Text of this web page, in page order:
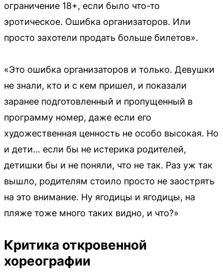
ограничение 18+, если было что-то
эротическое. Ошибка организаторов. Или
просто захотели продать больше билетов».
«Это ошибка организаторов и только. Девушки
не знали, кто и с кем пришел, и показали
заранее подготовленный и пропущенный в
программу номер, даже если его
художественная ценность не особо высокая. Но
и дети… если бы не истерика родителей,
детишки бы и не поняли, что не так. Раз уж так
вышло, родителям стоило просто не заострять
на это внимание. Ну ягодицы и ягодицы, на
пляже тоже много таких видно, и что?»
Критика откровенной
хореографии